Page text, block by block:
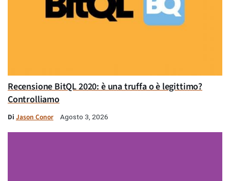
Recensione BitQL 2020: è una truffa o è legittimo?
Controlliamo
Di Jason Conor Agosto 3, 2026